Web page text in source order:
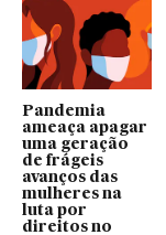
Pandemia
ameaça apagar
uma geração
de frágeis
avanços das
mulheres na
luta por
direitos no